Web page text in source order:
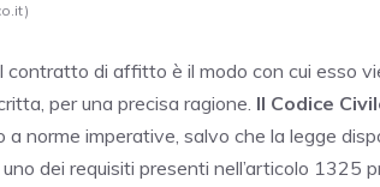
contratto di affitto è il modo con cui esso
per una precisa ragione. Il Codice
norme imperative, salvo che la legge
dei requisiti presenti nell’articolo 1325